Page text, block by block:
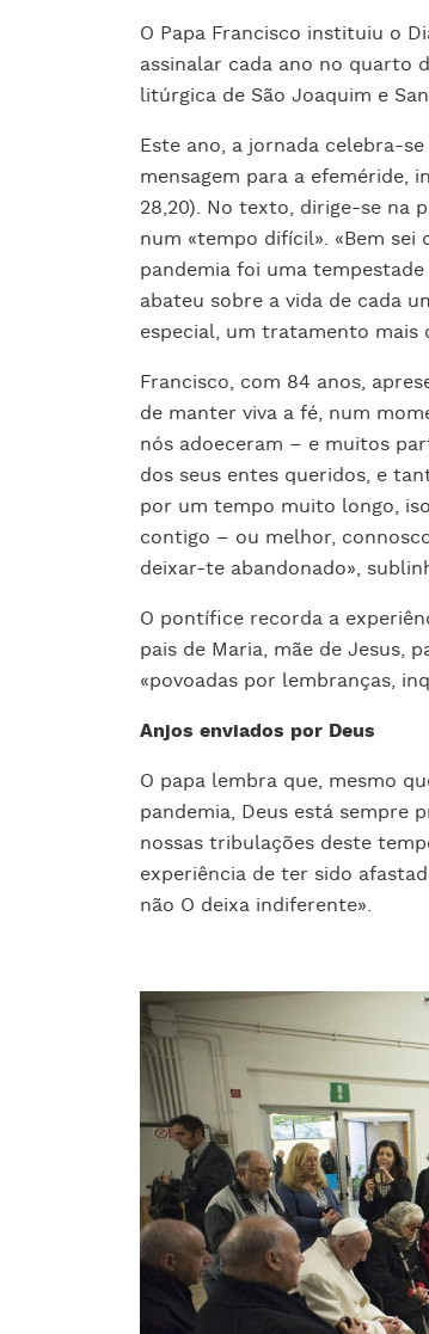
O Papa Francisco instituiu o
assinalar cada ano no quarto
litúrgica de São Joaquim e
Este ano, a jornada celebra-
mensagem para a efeméride,
28,20). No texto, dirige-se na
num «tempo difícil». «Bem
pandemia foi uma
abateu sobre a vida de cada
especial, um tratamento mais
Francisco, com 84 anos,
de manter viva a fé, num
nós adoeceram – e muitos
dos seus entes queridos, e
por um tempo muito longo,
contigo – ou melhor,
deixar-te abandonado»,
O pontífice recorda a
pais de Maria, mãe de Jesus,
«povoadas por lembranças,
Anjos enviados por Deus
O papa lembra que, mesmo
pandemia, Deus está sempre
nossas tribulações deste
experiência de ter sido
não O deixa indiferente».